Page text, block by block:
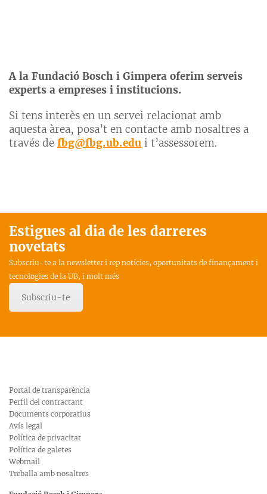
A la Fundació Bosch i Gimpera oferim serveis
experts a empreses i institucions.
Si tens interès en un servei relacionat amb
aquesta àrea, posa’t en contacte amb nosaltres a
través de fbg@fbg.ub.edu i t’assessorem.
Estigues al dia de les darreres
novetats
Subscriu-te a la newsletter i rep notícies, oportunitats de finançament i
tecnologies de la UB, i molt més
Subscriu-te
Portal de transparència
Perfil del contractant
Documents corporatius
Avís legal
Política de privacitat
Política de galetes
Webmail
Treballa amb nosaltres